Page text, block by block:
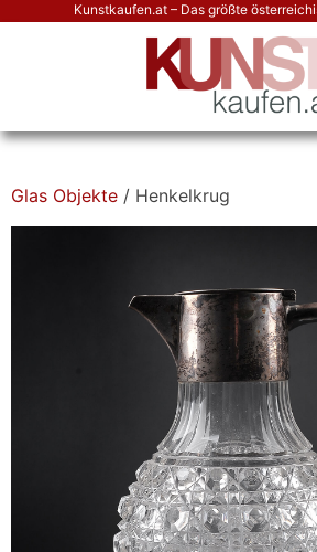
Kunstkaufen.at – Das größte
Glas Objekte / Henkelkrug